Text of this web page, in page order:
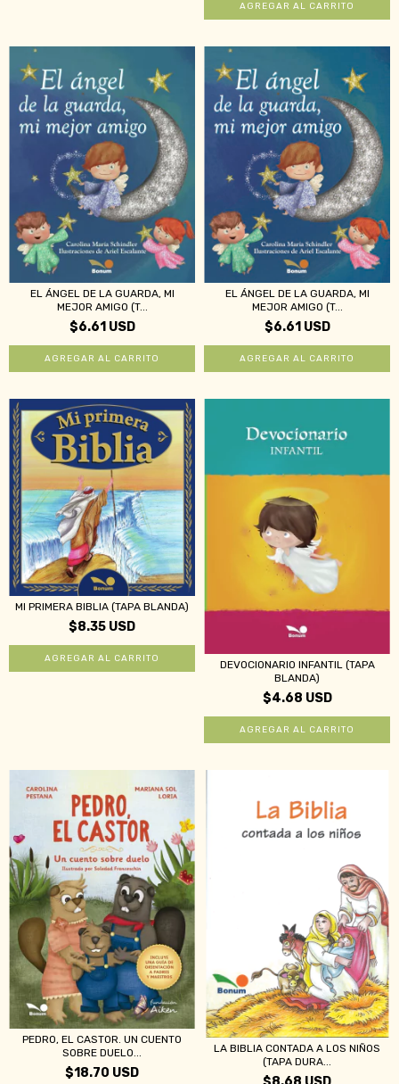
EL ÁNGEL DE LA GUARDA, MI
MEJOR AMIGO (T...
$6.61 USD
EL ÁNGEL DE LA GUARDA, MI
MEJOR AMIGO (T...
$6.61 USD
MI PRIMERA BIBLIA (TAPA BLANDA)
$8.35 USD
DEVOCIONARIO INFANTIL (TAPA
BLANDA)
$4.68 USD
PEDRO, EL CASTOR. UN CUENTO
SOBRE DUELO...
$18.70 USD
LA BIBLIA CONTADA A LOS NIÑOS
(TAPA DURA...